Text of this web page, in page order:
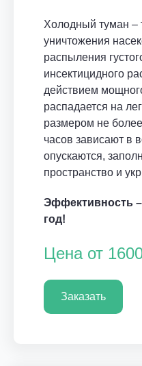
Холодный туман –
уничтожения
распыления
инсектицидного
действием
распадается на
размером не
часов зависают в
опускаются,
пространство и
Эффективность –
год!
Цена от
Заказать